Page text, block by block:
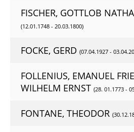
FISCHER, GOTTLOB
(12.01.1748 - 20.03.1800)
FOCKE, GERD (07.04.1927 -
FOLLENIUS, EMANUEL
WILHELM ERNST (28. 01.1773 -
FONTANE, THEODOR